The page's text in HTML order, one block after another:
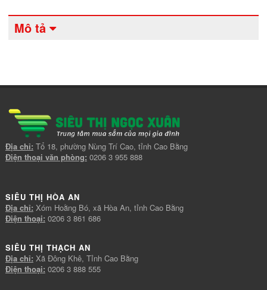
Mô tả
Địa chỉ: Tổ 18, phường Nùng Trí Cao, tỉnh Cao Bằng
Điện thoại văn phòng: 0206 3 955 888
SIÊU THỊ HÒA AN
Địa chỉ: Xóm Hoằng Bó, xã Hòa An, tỉnh Cao Bằng
Điện thoại: 0206 3 861 686
SIÊU THỊ THẠCH AN
Địa chỉ: Xã Đông Khê, Tỉnh Cao Bằng
Điện thoại: 0206 3 888 555